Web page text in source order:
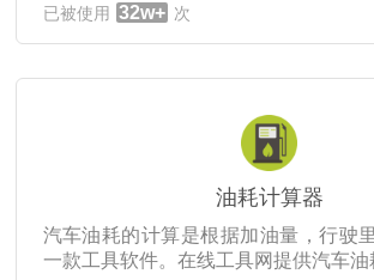
已被使用 32w+ 次
油耗计算器
汽车油耗的计算是根据加油量，行驶
一款工具软件。在线工具网提供汽车油